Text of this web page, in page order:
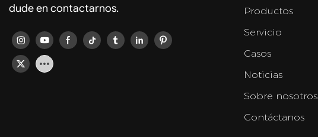
dude en contactarnos.
Productos
Servicio
Casos
Noticias
Sobre nosotros
Contáctanos